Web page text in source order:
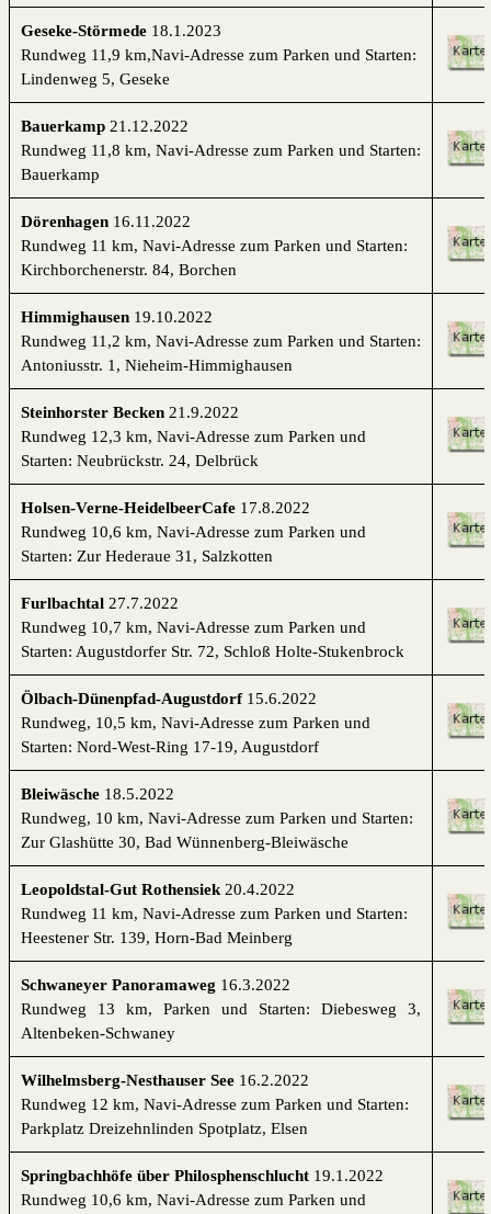
Geseke-Störmede 18.1.2023
Rundweg 11,9 km,Navi-Adresse zum Parken und Starten:
Lindenweg 5, Geseke
Bauerkamp 21.12.2022
Rundweg 11,8 km, Navi-Adresse zum Parken und Starten:
Bauerkamp
Dörenhagen 16.11.2022
Rundweg 11 km, Navi-Adresse zum Parken und Starten:
Kirchborchenerstr. 84, Borchen
Himmighausen 19.10.2022
Rundweg 11,2 km, Navi-Adresse zum Parken und Starten:
Antoniusstr. 1, Nieheim-Himmighausen
Steinhorster Becken 21.9.2022
Rundweg 12,3 km, Navi-Adresse zum Parken und
Starten: Neubrückstr. 24, Delbrück
Holsen-Verne-HeidelbeerCafe 17.8.2022
Rundweg 10,6 km, Navi-Adresse zum Parken und
Starten: Zur Hederaue 31, Salzkotten
Furlbachtal 27.7.2022
Rundweg 10,7 km, Navi-Adresse zum Parken und
Starten: Augustdorfer Str. 72, Schloß Holte-Stukenbrock
Ölbach-Dünenpfad-Augustdorf15.6.2022
Rundweg, 10,5 km, Navi-Adresse zum Parken und
Starten: Nord-West-Ring 17-19, Augustdorf
Bleiwäsche 18.5.2022
Rundweg, 10 km, Navi-Adresse zum Parken und Starten:
Zur Glashütte 30, Bad Wünnenberg-Bleiwäsche
Leopoldstal-Gut Rothensiek 20.4.2022
Rundweg 11 km, Navi-Adresse zum Parken und Starten:
Heestener Str. 139, Horn-Bad Meinberg
Schwaneyer Panoramaweg 16.3.2022
Rundweg 13 km, Parken und Starten: Diebesweg 3,
Altenbeken-Schwaney
Wilhelmsberg-Nesthauser See 16.2.2022
Rundweg 12 km, Navi-Adresse zum Parken und Starten:
Parkplatz Dreizehnlinden Spotplatz, Elsen
Springbachhöfe über Philosphenschlucht 19.1.2022
Rundweg 10,6 km, Navi-Adresse zum Parken und